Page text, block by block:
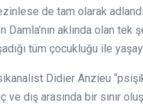
de tam olarak
Damla’nın aklında olan
tüm çocukluğu ile
Didier Anzieu
ve dış arasında bir sınır